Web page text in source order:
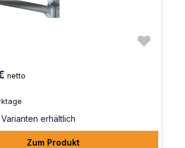
netto
erhältlich
Zum Produkt